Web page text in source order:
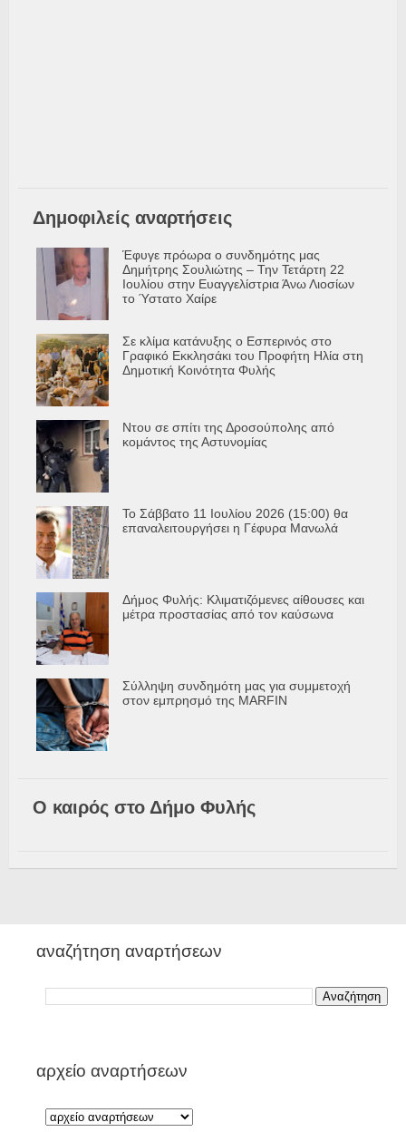
Δημοφιλείς αναρτήσεις
Έφυγε πρόωρα ο συνδημότης μας
Δημήτρης Σουλιώτης – Την Τετάρτη 22
Ιουλίου στην Ευαγγελίστρια Άνω Λιοσίων
το Ύστατο Χαίρε
Σε κλίμα κατάνυξης ο Εσπερινός στο
Γραφικό Εκκλησάκι του Προφήτη Ηλία στη
Δημοτική Κοινότητα Φυλής
Ντου σε σπίτι της Δροσούπολης από
κομάντος της Αστυνομίας
Το Σάββατο 11 Ιουλίου 2026 (15:00) θα
επαναλειτουργήσει η Γέφυρα Μανωλά
Δήμος Φυλής: Κλιματιζόμενες αίθουσες και
μέτρα προστασίας από τον καύσωνα
Σύλληψη συνδημότη μας για συμμετοχή
στον εμπρησμό της MARFIN
Ο καιρός στο Δήμο Φυλής
αναζήτηση αναρτήσεων
αρχείο αναρτήσεων